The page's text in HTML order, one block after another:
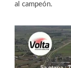
al campeón.